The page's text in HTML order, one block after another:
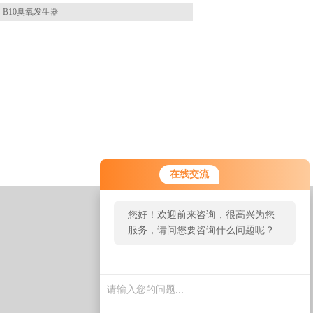
在线交流
您好！欢迎前来咨询，很高兴为您
服务，请问您要咨询什么问题呢？
B10臭氧发生器